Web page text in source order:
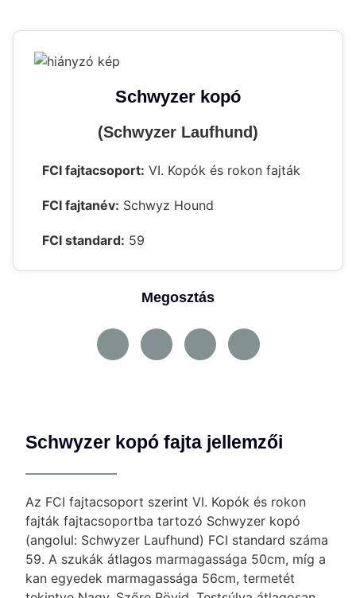
Schwyzer kopó
(Schwyzer Laufhund)
FCI fajtacsoport: VI. Kopók és rokon fajták
FCI fajtanév: Schwyz Hound
FCI standard: 59
Megosztás
Schwyzer kopó fajta jellemzői
Az FCI fajtacsoport szerint VI. Kopók és rokon
fajták fajtacsoportba tartozó Schwyzer kopó
(angolul: Schwyzer Laufhund) FCI standard száma
59. A szukák átlagos marmagassága 50cm, míg a
kan egyedek marmagassága 56cm, termetét